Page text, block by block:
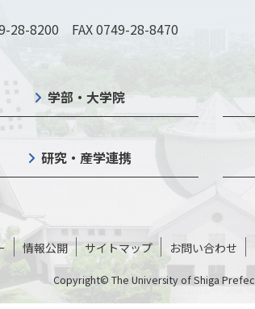
28-8200 FAX 0749-28-8470
学部・大学院
研究・産学連携
情報公開 サイトマップ お問い合わせ
Copyright© The University of Shiga